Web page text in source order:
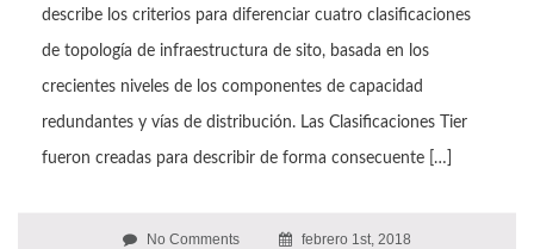
describe los criterios para diferenciar cuatro clasificaciones
de topología de infraestructura de sito, basada en los
crecientes niveles de los componentes de capacidad
redundantes y vías de distribución. Las Clasificaciones Tier
fueron creadas para describir de forma consecuente […]
No Comments febrero 1st, 2018